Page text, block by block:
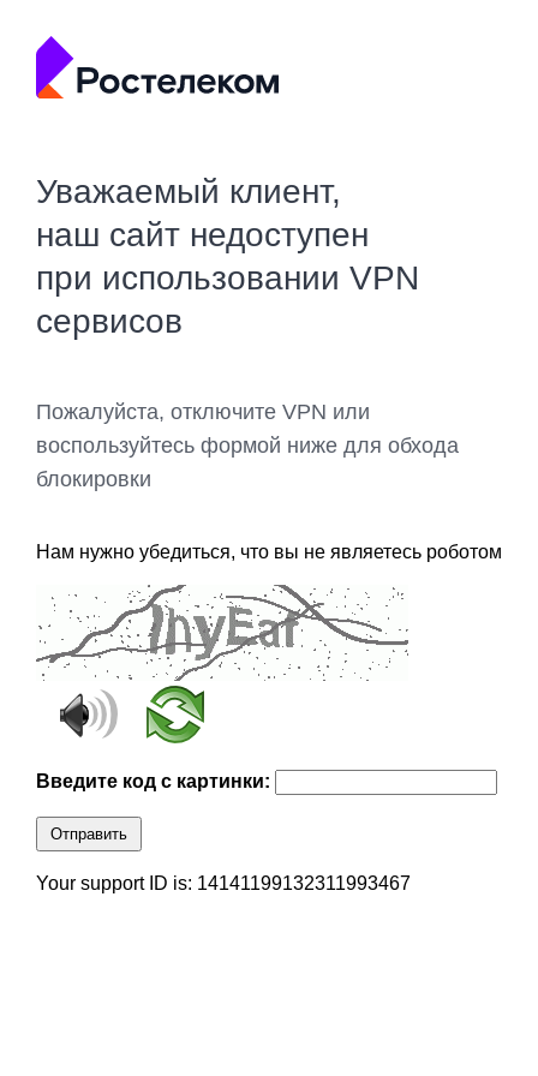
Уважаемый клиент,
наш сайт недоступен
при использовании VPN
сервисов
Пожалуйста, отключите VPN или
воспользуйтесь формой ниже для обхода
блокировки
Нам нужно убедиться, что вы не являетесь роботом
Введите код с картинки:
Отправить
Your support ID is: 14141199132311993467